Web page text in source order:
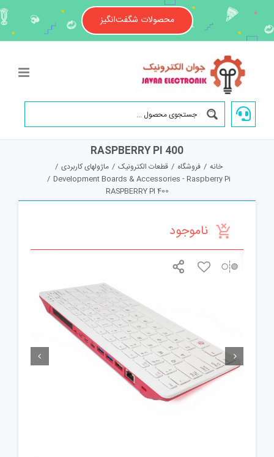
content
محصولات شگفت‌انگیز
RASPBERRY PI 400
خانه / فروشگاه / قطعات الکترونیک / ماژولهای کاربردی /
Development Boards & Accessories - Raspberry Pi
/
RASPBERRY PI 400
ناموجود
 